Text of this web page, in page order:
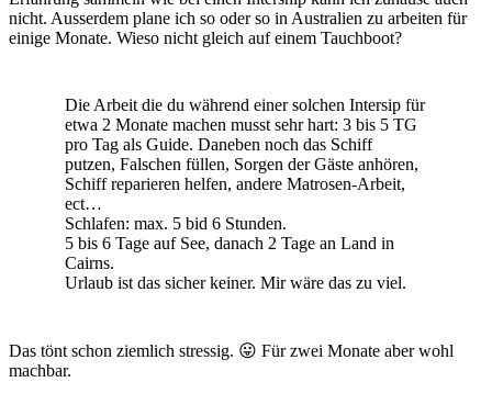
nicht. Ausserdem plane ich so oder so in Australien zu arbeiten für
einige Monate. Wieso nicht gleich auf einem Tauchboot?
Die Arbeit die du während einer solchen Intersip für
etwa 2 Monate machen musst sehr hart: 3 bis 5 TG
pro Tag als Guide. Daneben noch das Schiff
putzen, Falschen füllen, Sorgen der Gäste anhören,
Schiff reparieren helfen, andere Matrosen-Arbeit,
ect…
Schlafen: max. 5 bid 6 Stunden.
5 bis 6 Tage auf See, danach 2 Tage an Land in
Cairns.
Urlaub ist das sicher keiner. Mir wäre das zu viel.
Das tönt schon ziemlich stressig. 😛 Für zwei Monate aber wohl
machbar.